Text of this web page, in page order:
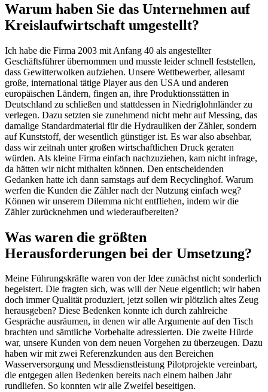
Warum haben Sie das Unternehmen auf
Kreislaufwirtschaft umgestellt?
Ich habe die Firma 2003 mit Anfang 40 als angestellter
Geschäftsführer übernommen und musste leider schnell feststellen,
dass Gewitterwolken aufziehen. Unsere Wettbewerber, allesamt
große, international tätige Player aus den USA und anderen
europäischen Ländern, fingen an, ihre Produktionsstätten in
Deutschland zu schließen und stattdessen in Niedriglohnländer zu
verlegen. Dazu setzten sie zunehmend nicht mehr auf Messing, das
damalige Standardmaterial für die Hydrauliken der Zähler, sondern
auf Kunststoff, der wesentlich günstiger ist. Es war also absehbar,
dass wir zeitnah unter großen wirtschaftlichen Druck geraten
würden. Als kleine Firma einfach nachzuziehen, kam nicht infrage,
da hätten wir nicht mithalten können. Den entscheidenden
Gedanken hatte ich dann samstags auf dem Recyclinghof. Warum
werfen die Kunden die Zähler nach der Nutzung einfach weg?
Können wir unserem Dilemma nicht entfliehen, indem wir die
Zähler zurücknehmen und wiederaufbereiten?
Was waren die größten
Herausforderungen bei der Umsetzung?
Meine Führungskräfte waren von der Idee zunächst nicht sonderlich
begeistert. Die fragten sich, was will der Neue eigentlich; wir haben
doch immer Qualität produziert, jetzt sollen wir plötzlich altes Zeug
herausgeben? Diese Bedenken konnte ich durch zahlreiche
Gespräche ausräumen, in denen wir alle Argumente auf den Tisch
brachten und sämtliche Vorbehalte adressierten. Die zweite Hürde
war, unsere Kunden von dem neuen Vorgehen zu überzeugen. Dazu
haben wir mit zwei Referenzkunden aus den Bereichen
Wasserversorgung und Messdienstleistung Pilotprojekte vereinbart,
die entgegen allen Bedenken bereits nach einem halben Jahr
rundliefen. So konnten wir alle Zweifel beseitigen.